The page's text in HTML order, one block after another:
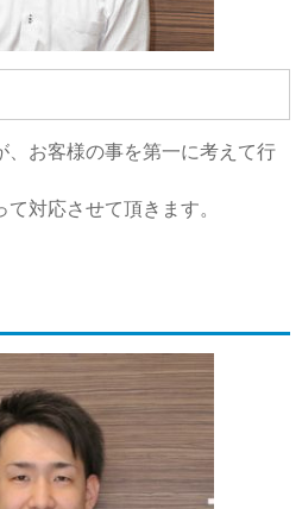
、お客様の事を第一に考えて行
対応させて頂きます。